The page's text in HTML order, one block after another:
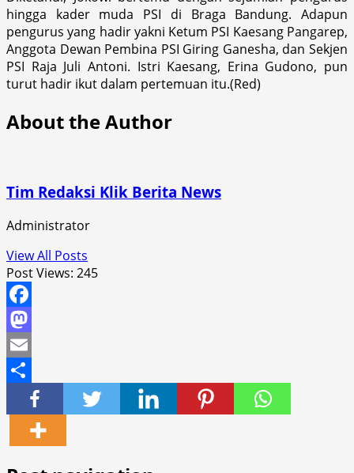
hingga kader muda PSI di Braga Bandung. Adapun
pengurus yang hadir yakni Ketum PSI Kaesang Pangarep,
Anggota Dewan Pembina PSI Giring Ganesha, dan Sekjen
PSI Raja Juli Antoni. Istri Kaesang, Erina Gudono, pun
turut hadir ikut dalam pertemuan itu.(Red)
About the Author
Tim Redaksi Klik Berita News
Administrator
View All Posts
Post Views: 245
Facebook
Mastodon
Email
Share